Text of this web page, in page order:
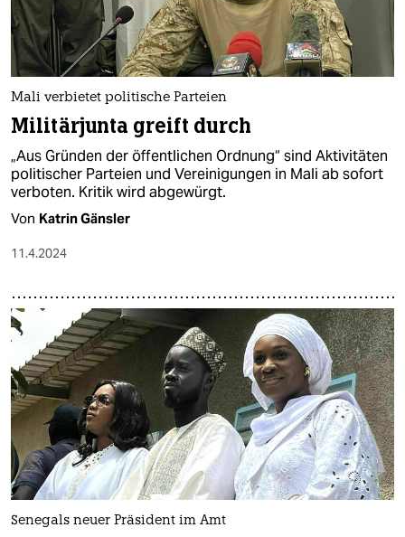
Mali verbietet politische Parteien
Militärjunta greift durch
„Aus Gründen der öffentlichen Ordnung“ sind Aktivitäten
politischer Parteien und Vereinigungen in Mali ab sofort
verboten. Kritik wird abgewürgt.
Von Katrin Gänsler
11.4.2024
Senegals neuer Präsident im Amt